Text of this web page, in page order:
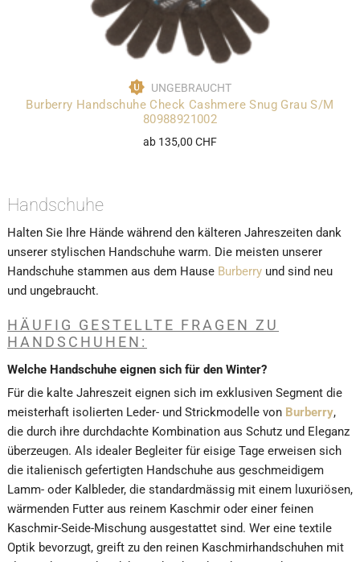
UNGEBRAUCHT
Burberry Handschuhe Check Cashmere Snug Grau S/M
80988921002
ab 135,00 CHF
Handschuhe
Halten Sie Ihre Hände während den kälteren Jahreszeiten dank
unserer stylischen Handschuhe warm. Die meisten unserer
Handschuhe stammen aus dem Hause Burberry und sind neu
und ungebraucht.
HÄUFIG GESTELLTE FRAGEN ZU
HANDSCHUHEN :
Welche Handschuhe eignen sich für den Winter?
Für die kalte Jahreszeit eignen sich im exklusiven Segment die
meisterhaft isolierten Leder- und Strickmodelle von Burberry,
die durch ihre durchdachte Kombination aus Schutz und Eleganz
überzeugen. Als idealer Begleiter für eisige Tage erweisen sich
die italienisch gefertigten Handschuhe aus geschmeidigem
Lamm- oder Kalbleder, die standardmässig mit einem luxuriösen,
wärmenden Futter aus reinem Kaschmir oder einer feinen
Kaschmir-Seide-Mischung ausgestattet sind. Wer eine textile
Optik bevorzugt, greift zu den reinen Kaschmirhandschuhen mit